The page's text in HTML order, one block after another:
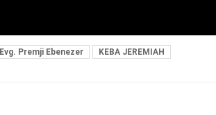
Evg. Premji Ebenezer KEBA JEREMIAH